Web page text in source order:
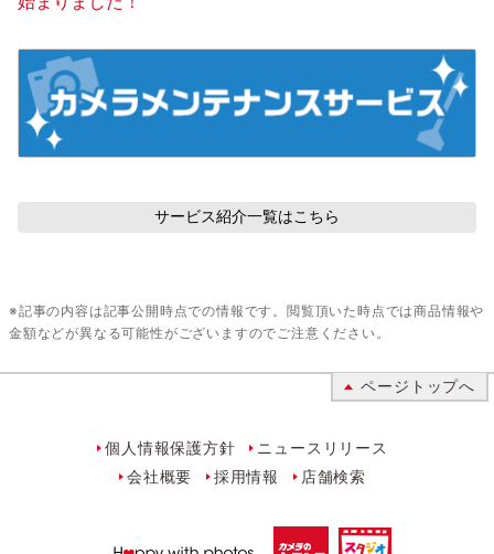
サービス紹介一覧はこちら
※記事の内容は記事公開時点での情報です。閲覧頂いた時点では商品情報や
金額などが異なる可能性がございますのでご注意ください。
ページトップへ
個人情報保護方針
ニュースリリース
会社概要
採用情報 店舗検索